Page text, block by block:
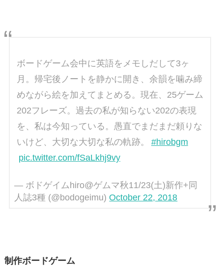
ボードゲーム会中に英語をメモしだして3ヶ
月。帰宅後ノートを静かに開き、余韻を噛み締
めながら絵を加えてまとめる。現在、25ゲーム
202フレーズ。過去の私が知らない202の表現
を、私は今知っている。愚直でまだまだ頼りな
いけど、大切な大切な私の軌跡。
#hirobgm
pic.twitter.com/fSaLkhj9vy
— ボドゲイムhiro@ゲムマ秋11/23(土)新作+同
人誌3種 (@bodogeimu)October 22, 2018
制作ボードゲーム